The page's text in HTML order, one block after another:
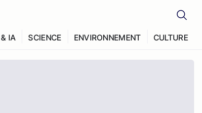
IA SCIENCE ENVIRONNEMENT CULTURE